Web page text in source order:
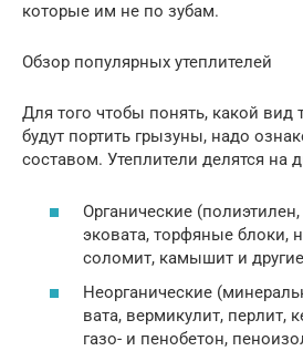
которые им не по зубам.
Обзор популярных утеплителей
Для того чтобы понять, какой вид
будут портить грызуны, надо
составом. Утеплители делятся на
Органические
эковата, торфяные блоки,
соломит, камышит и
Неорганические
вата, вермикулит, перлит,
газо- и пенобетон,